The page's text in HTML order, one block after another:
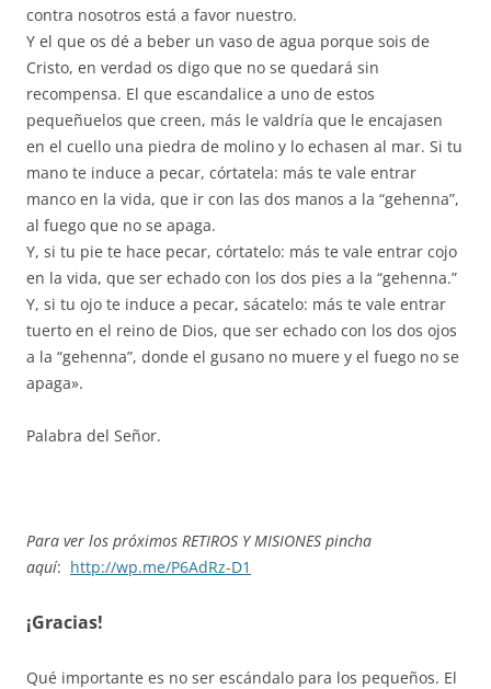
contra nosotros está a favor nuestro.
Y el que os dé a beber un vaso de agua porque sois de
Cristo, en verdad os digo que no se quedará sin
recompensa. El que escandalice a uno de estos
pequeñuelos que creen, más le valdría que le encajasen
en el cuello una piedra de molino y lo echasen al mar. Si tu
mano te induce a pecar, córtatela: más te vale entrar
manco en la vida, que ir con las dos manos a la “gehenna”,
al fuego que no se apaga.
Y, si tu pie te hace pecar, córtatelo: más te vale entrar cojo
en la vida, que ser echado con los dos pies a la “gehenna.”
Y, si tu ojo te induce a pecar, sácatelo: más te vale entrar
tuerto en el reino de Dios, que ser echado con los dos ojos
a la “gehenna”, donde el gusano no muere y el fuego no se
apaga».
Palabra del Señor.
Para ver los próximos RETIROS Y MISIONES pincha
aquí: http://wp.me/P6AdRz-D1
¡Gracias!
Qué importante es no ser escándalo para los pequeños. El